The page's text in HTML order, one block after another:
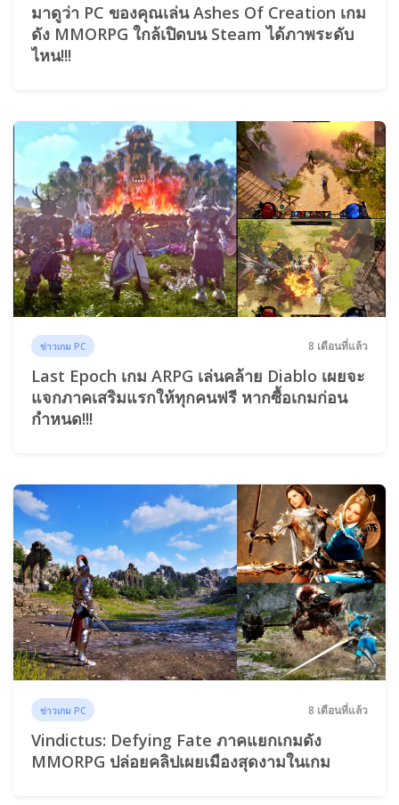
มาดูว่า PC ของคุณเล่น Ashes Of Creation เกม
ดัง MMORPG ใกล้เปิดบน Steam ได้ภาพระดับ
ไหน!!!
ข่าวเกม PC 8 เดือนที่แล้ว
Last Epoch เกม ARPG เล่นคล้าย Diablo เผยจะ
แจกภาคเสริมแรกให้ทุกคนฟรี หากซื้อเกมก่อน
กำหนด!!!
ข่าวเกม PC 8 เดือนที่แล้ว
Vindictus: Defying Fate ภาคแยกเกมดัง
MMORPG ปล่อยคลิปเผยเมืองสุดงามในเกม